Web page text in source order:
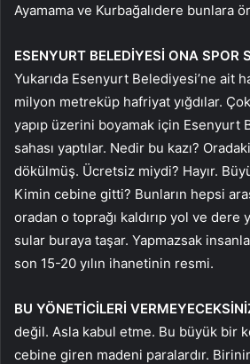
Ayamama ve Kurbağalıdere bunlara
ESENYURT BELEDİYESİ ONA SPOR
Yukarıda Esenyurt Belediyesi’ne ait
milyon metreküp hafriyat yığdılar.
yapıp üzerini boyamak için Esenyurt
sahası yaptılar. Nedir bu kazı?
dökülmüş. Ücretsiz miydi? Hayır.
Kimin cebine gitti? Bunların hepsi
oradan o toprağı kaldırıp yol ve dere
sular buraya taşar. Yapmazsak
son 15-20 yılın ihanetinin resmi.
BU YÖNETİCİLERİ
değil. Asla kabul etme. Bu büyük bir
cebine giren madeni paralardır.